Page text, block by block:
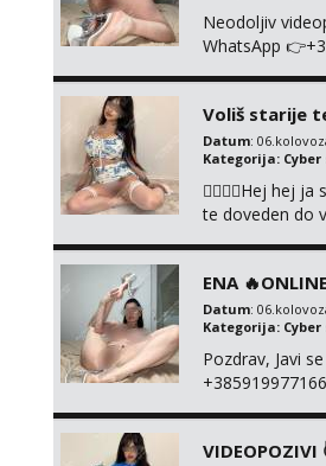
Neodoljiv
WhatsApp
Voliš starije
Datum:
Kategorija: Cyber
❤️‍🔥❤️‍🔥Hej hej
te doveden do
ENA
Datum:
Kategorija: Cyber
Pozdrav, Javi
NIŠTA UŽI...
VIDEOPOZIVI